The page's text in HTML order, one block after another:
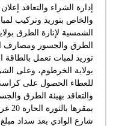
والخاص بتوريد وتركيب
الشمسية لإنارة الطرق
الطرق والجسور ومصارف
توريد لمبات تعمل بالطاقة
بولاية الخرطوم، وعلى
للعطاء الحصول على
والتعاقد بهيئة الطرق